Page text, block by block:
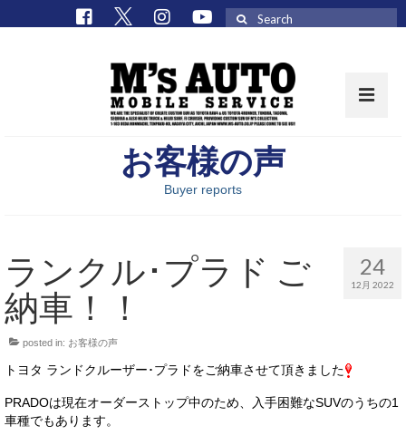
取扱車種一覧
M’sCollectionパーツ一覧
エムズオート
M’sCollection
サービス・保証
お客様の声
Buyer reports
24
12月 2022
ランクル･プラド ご
納車！！
posted in: お客様の声
トヨタ ランドクルーザー･プラドをご納車させて頂きました
PRADOは現在オーダーストップ中のため、入手困難なSUVのうちの1
車種でもあります。